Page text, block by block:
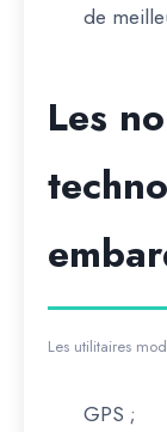
de
Les
Les utilitaires
GPS ;